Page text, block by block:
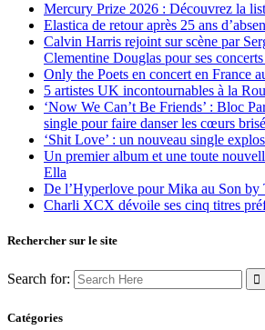
Mercury Prize 2026 : Découvrez la
Elastica de retour après 25 ans
Calvin Harris rejoint sur scène par
Clementine Douglas pour ses
Only the Poets en concert en France
5 artistes UK incontournables à la
‘Now We Can’t Be Friends’ : Bloc
single pour faire danser les cœurs
‘Shit Love’ : un nouveau single
Un premier album et une toute
Ella
De l’Hyperlove pour Mika au Son by
Charli XCX dévoile ses cinq titres
Rechercher sur le site
Search for:
Catégories